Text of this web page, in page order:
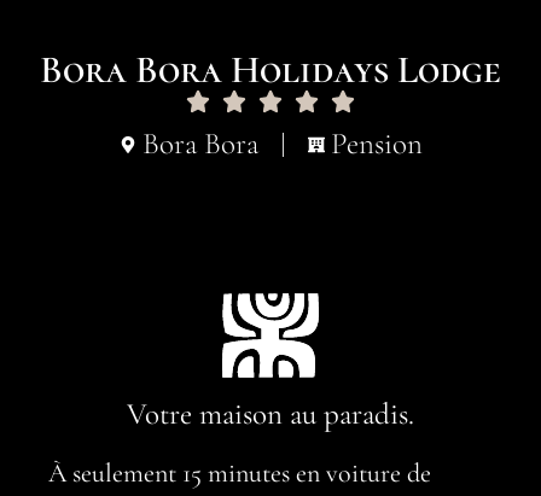
Bora Bora Holidays Lodge
Bora Bora Pension
Votre maison au paradis.
À seulement 15 minutes en voiture de